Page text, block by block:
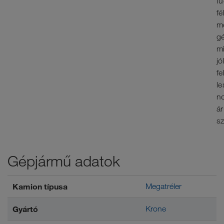
jól
Gépjármű adatok
Kamion típusa Megatréler
Gyártó Krone